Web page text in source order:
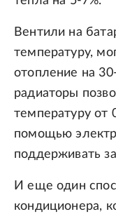
Вентили на
температуру,
отопление на
радиаторы
температуру от
помощью
поддерживать
И еще один
кондиционера,